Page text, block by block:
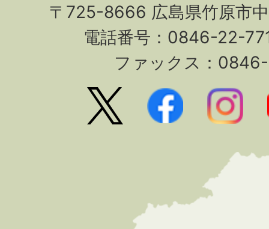
〒725-8666 広島県竹原市
電話番号：0846-22-
ファックス：